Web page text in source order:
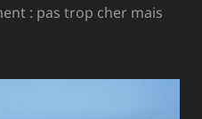
: pas trop cher mais